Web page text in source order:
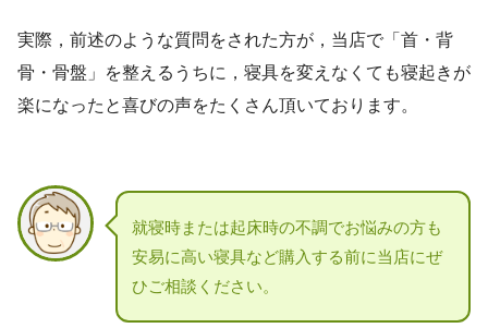
実際，前述のような質問をされた方が，当店で「首・背
骨・骨盤」を整えるうちに，寝具を変えなくても寝起きが
楽になったと喜びの声をたくさん頂いております。
就寝時または起床時の不調でお悩みの方も
安易に高い寝具など購入する前に当店にぜ
ひご相談ください。